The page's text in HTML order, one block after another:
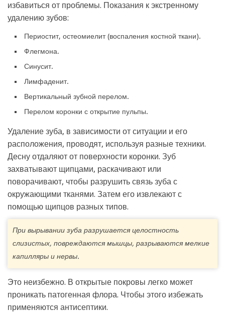
избавиться от проблемы. Показания к экстренному
удалению зубов:
Периостит, остеомиелит (воспаления костной ткани).
Флегмона.
Синусит.
Лимфаденит.
Вертикальный зубной перелом.
Перелом коронки с открытие пульпы.
Удаление зуба, в зависимости от ситуации и его
расположения, проводят, используя разные техники.
Десну отдаляют от поверхности коронки. Зуб
захватывают щипцами, раскачивают или
поворачивают, чтобы разрушить связь зуба с
окружающими тканями. Затем его извлекают с
помощью щипцов разных типов.
При вырывании зуба разрушается целостность
слизистых, повреждаются мышцы, разрываются мелкие
капилляры и нервы.
Это неизбежно. В открытые покровы легко может
проникать патогенная флора. Чтобы этого избежать
применяются антисептики.